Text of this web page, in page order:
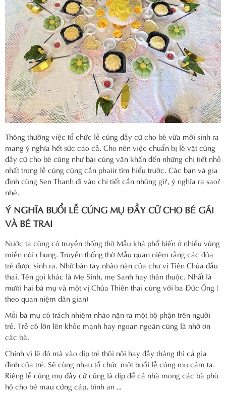
Thông thường việc tổ chức lễ cúng đầy cữ cho bé vừa mới sinh ra
mang ý nghĩa hết sức cao cả. Cho nên việc chuẩn bị lễ vật cúng
đầy cữ cho bé cũng như bài cúng văn khấn đến những chi tiết nhỏ
nhất trong lễ cúng cũng cần phaiir tìm hiểu trước. Các bạn và gia
đình cùng Sen Thanh đi vào chi tiết cần những gì?, ý nghĩa ra sao?
nhé.
Ý NGHĨA BUỔI LỄ CÚNG MỤ ĐẦY CỮ CHO BÉ GÁI
VÀ BÉ TRAI
Nước ta cũng có truyền thống thờ Mẫu khá phổ biến ở nhiều vùng
miền nói chung. Truyền thống thờ Mẫu quan niệm rằng các đứa
trẻ được sinh ra. Nhờ bàn tay nhào nặn của chư vị Tiên Chúa đầu
thai. Tên gọi khác là Mẹ Sinh, mẹ Sanh hay thân thuộc. Nhất là
mười hai bà mụ và một vị Chúa Thiên thai cùng với ba Đức Ông (
theo quan niệm dân gian)
Mỗi bà mụ có trách nhiệm nhào nặn ra một bộ phận trên người
trẻ. Trẻ có lớn lên khỏe mạnh hay ngoan ngoãn cũng là nhờ ơn
các bà.
Chính vì lẽ đó mà vào dịp trẻ thôi nôi hay đầy tháng thì cả gia
đình của trẻ. Sẽ cùng nhau tổ chức một buổi lễ cúng mụ cảm tạ.
Riêng lễ cúng mụ đầy cữ cũng là dịp để cả nhà mong các bà phù
hộ cho bé mau cứng cáp, bình an …